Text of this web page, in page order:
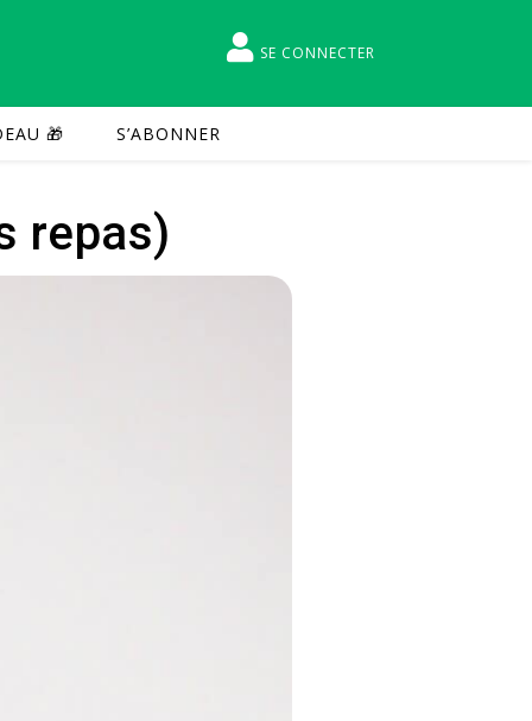
SE CONNECTER
🎁 S’ABONNER
repas)